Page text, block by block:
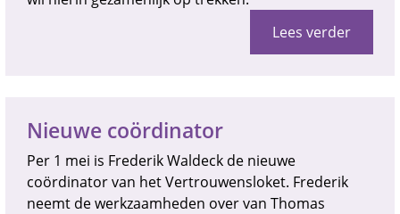
Lees verder
Nieuwe coördinator
Per 1 mei is Frederik Waldeck de nieuwe
coördinator van het Vertrouwensloket. Frederik
neemt de werkzaamheden over van Thomas